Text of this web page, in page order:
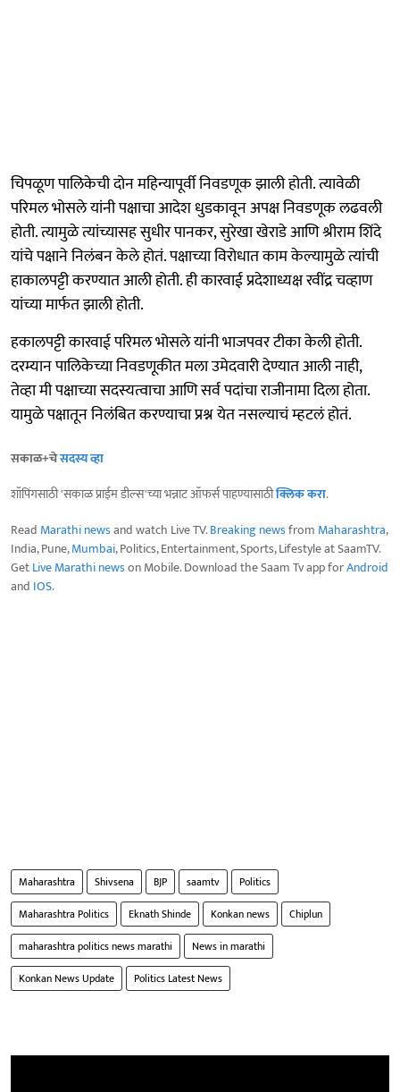
चिपळूण पालिकेची दोन महिन्यापूर्वी निवडणूक झाली होती. त्यावेळी
परिमल भोसले यांनी पक्षाचा आदेश धुडकावून अपक्ष निवडणूक लढवली
होती. त्यामुळे त्यांच्यासह सुधीर पानकर, सुरेखा खेराडे आणि श्रीराम शिंदे
यांचे पक्षाने निलंबन केले होतं. पक्षाच्या विरोधात काम केल्यामुळे त्यांची
हाकालपट्टी करण्यात आली होती. ही कारवाई प्रदेशाध्यक्ष रवींद्र चव्हाण
यांच्या मार्फत झाली होती.
हकालपट्टी कारवाई परिमल भोसले यांनी भाजपवर टीका केली होती.
दरम्यान पालिकेच्या निवडणूकीत मला उमेदवारी देण्यात आली नाही,
तेव्हा मी पक्षाच्या सदस्यत्वाचा आणि सर्व पदांचा राजीनामा दिला होता.
यामुळे पक्षातून निलंबित करण्याचा प्रश्न येत नसल्याचं म्हटलं होतं.
सकाळ+चेसदस्य व्हा
शॉपिंगसाठी 'सकाळ प्राईम डील्स'च्या भन्नाट ऑफर्स पाहण्यासाठीक्लिक करा.
Read Marathi newsand watch Live TV.Breaking newsfrom Maharashtra,
India, Pune,Mumbai, Politics, Entertainment, Sports, Lifestyle at SaamTV.
GetLive Marathi newson Mobile. Download the Saam Tv app forAndroid
and IOS.
Maharashtra Shivsena BJP saamtv
Politics
Maharashtra Politics
Eknath Shinde Konkan news
Chiplun
maharashtra politics news marathi
News in marathi
Konkan News Update
Politics Latest News